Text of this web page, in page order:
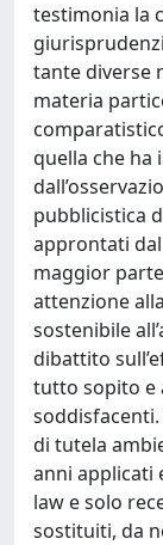
testimonia la
tante diverse
materia
quella che ha
pubblicistica
approntati
maggior
attenzione
sostenibile
dibattito
tutto sopito e
soddisfacenti.
di tutela
anni applicati
law e solo
sostituiti, da